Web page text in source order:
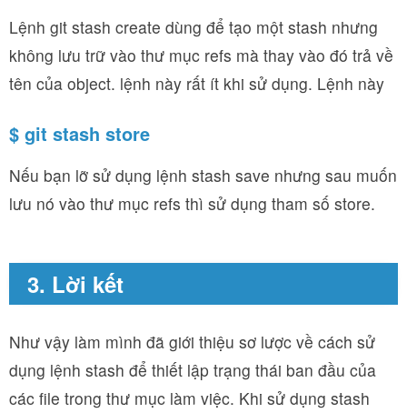
Lệnh git stash create dùng để tạo một stash nhưng
không lưu trữ vào thư mục refs mà thay vào đó trả về
tên của object. lệnh này rất ít khi sử dụng. Lệnh này
$ git stash store
Nếu bạn lỡ sử dụng lệnh stash save nhưng sau muốn
lưu nó vào thư mục refs thì sử dụng tham số store.
3. Lời kết
Như vậy làm mình đã giới thiệu sơ lược về cách sử
dụng lệnh stash để thiết lập trạng thái ban đầu của
các file trong thư mục làm việc. Khi sử dụng stash